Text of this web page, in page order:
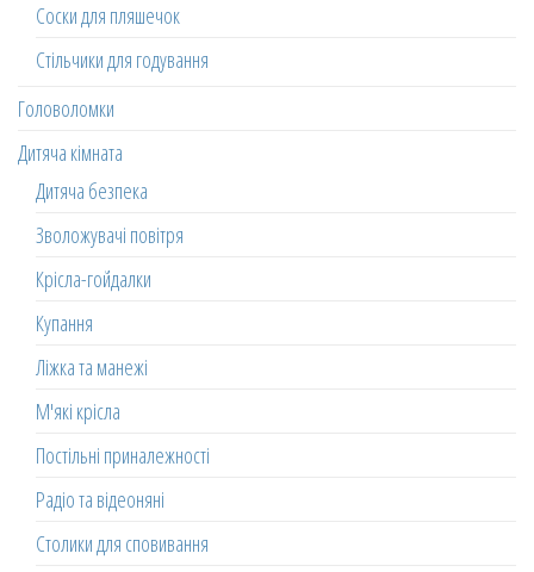
Соски для пляшечок
Стільчики для годування
Головоломки
Дитяча кімната
Дитяча безпека
Зволожувачі повітря
Крісла-гойдалки
Купання
Ліжка та манежі
М'які крісла
Постільні приналежності
Радіо та відеоняні
Столики для сповивання